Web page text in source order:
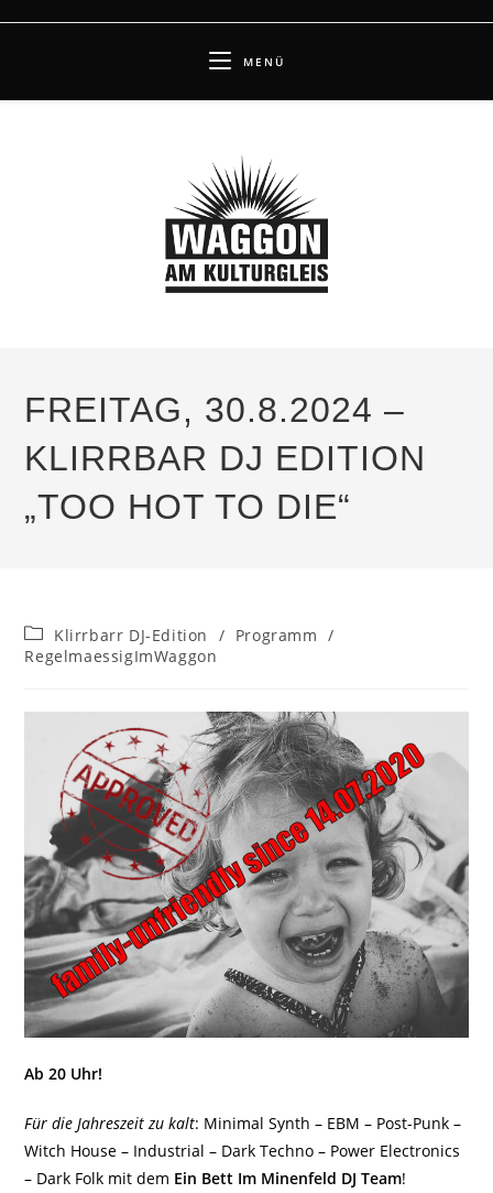
MENÜ
FREITAG, 30.8.2024 –
KLIRRBAR DJ EDITION
„TOO HOT TO DIE“
Beitrags-
Kategorie:
Klirrbarr DJ-Edition / Programm /
RegelmaessigImWaggon
Ab 20 Uhr!
Für die Jahreszeit zu kalt: Minimal Synth – EBM – Post-Punk –
Witch House – Industrial – Dark Techno – Power Electronics
– Dark Folk mit dem Ein Bett Im Minenfeld DJ Team!